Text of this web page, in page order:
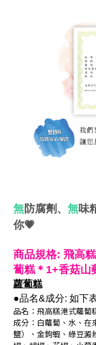
無防腐劑、 無味
你💗
商品規格: 飛高
蔔糕＊1+香菇
蘿蔔糕
●品名&成分: 如下
品名：飛高糕港式蘿蔔
成分：白蘿蔔、水、在
鹽）、金鉤蝦、綠豆澱